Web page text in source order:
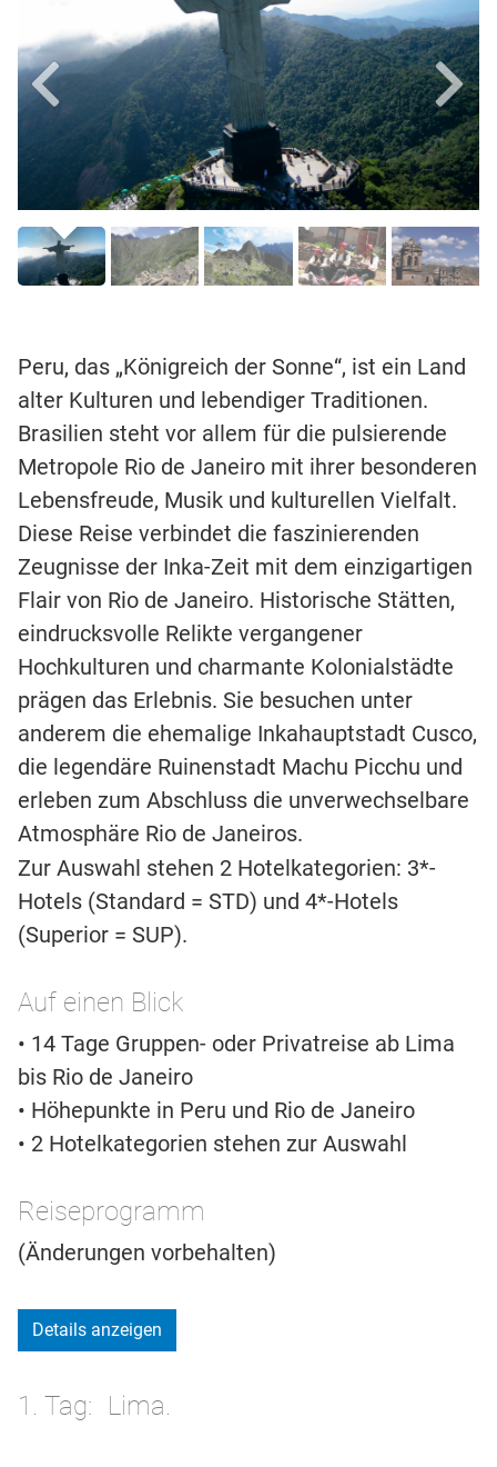
Peru, das „Königreich der Sonne“, ist ein Land
alter Kulturen und lebendiger Traditionen.
Brasilien steht vor allem für die pulsierende
Metropole Rio de Janeiro mit ihrer besonderen
Lebensfreude, Musik und kulturellen Vielfalt.
Diese Reise verbindet die faszinierenden
Zeugnisse der Inka-Zeit mit dem einzigartigen
Flair von Rio de Janeiro. Historische Stätten,
eindrucksvolle Relikte vergangener
Hochkulturen und charmante Kolonialstädte
prägen das Erlebnis. Sie besuchen unter
anderem die ehemalige Inkahauptstadt Cusco,
die legendäre Ruinenstadt Machu Picchu und
erleben zum Abschluss die unverwechselbare
Atmosphäre Rio de Janeiros.
Zur Auswahl stehen 2 Hotelkategorien: 3*-
Hotels (Standard = STD) und 4*-Hotels
(Superior = SUP).
Auf einen Blick
• 14 Tage Gruppen- oder Privatreise ab Lima
bis Rio de Janeiro
• Höhepunkte in Peru und Rio de Janeiro
• 2 Hotelkategorien stehen zur Auswahl
Reiseprogramm
(Änderungen vorbehalten)
Details anzeigen
1. Tag Lima.